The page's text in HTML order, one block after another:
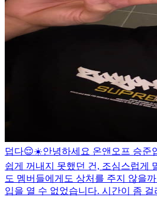
덥다😌☀️안녕하세요 온앤오프 승준
쉽게 꺼내지 못했던 건, 조심스럽게
도 멤버들에게도 상처를 주지 않을
입을 열 수 없었습니다. 시간이 좀